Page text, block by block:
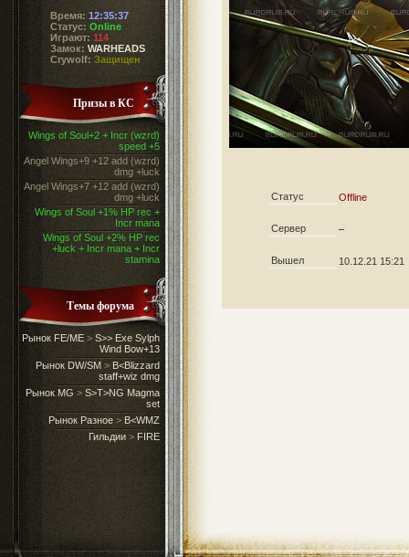
Время: 12:35:37
Статус: Online
Играют: 114
Замок: WARHEADS
Crywolf: Защищен
Призы в КС
Wings of Soul+2 + Incr (wzrd)
speed +5
Angel Wings+9 +12 add (wzrd)
dmg +luck
Angel Wings+7 +12 add (wzrd)
dmg +luck
Wings of Soul +1% HP rec +
Incr mana
Wings of Soul +2% HP rec
+luck + Incr mana + Incr
stamina
Темы форума
Рынок FE/ME > S>> Exe Sylph
Wind Bow+13
Рынок DW/SM > B<Blizzard
staff+wiz dmg
Рынок MG > S>T>NG Magma
set
Рынок Разное > B<WMZ
Гильдии > FIRE
Статус Offline
Сервер –
Вышел 10.12.21 15:21